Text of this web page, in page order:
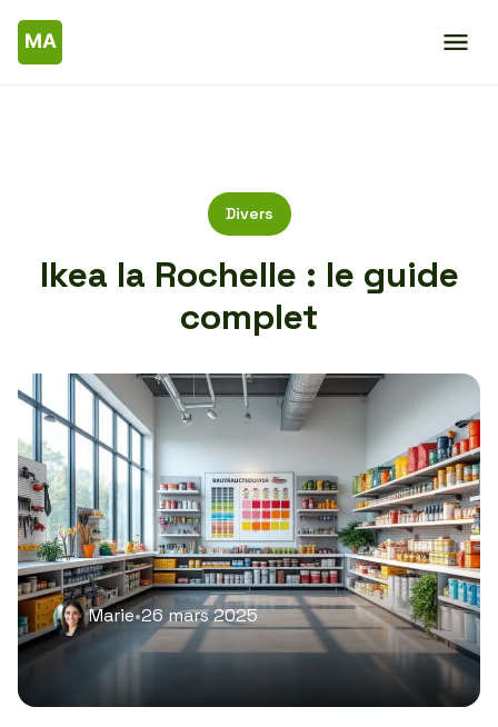
Divers
Ikea la Rochelle : le guide
complet
Marie•26 mars 2025